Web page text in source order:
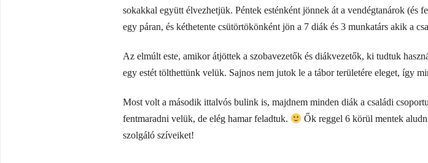
sokakkal együtt élvezhetjük. Péntek esténként jönnek át a vendégtanárok (és
egy páran, és kéthetente csütörtökönként jön a 7 diák és 3 munkatárs akik a
Az elmúlt este, amikor átjöttek a szobavezetők és diákvezetők, ki tudtuk
egy estét tölthettünk velük. Sajnos nem jutok le a tábor területére eleget, így
Most volt a második ittalvós bulink is, majdnem minden diák a családi
fentmaradni velük, de elég hamar feladtuk.
Ők reggel 6 körül mentek
szolgáló szíveiket!